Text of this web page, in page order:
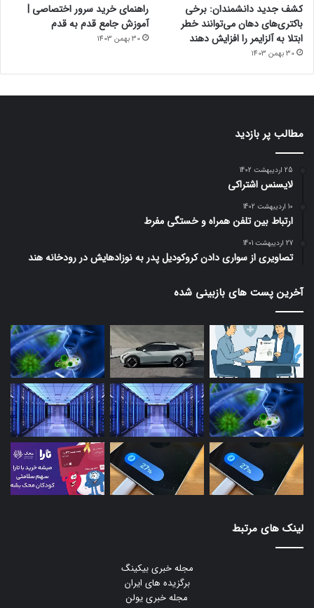
کشف جدید دانشمندان: برخی
باکتری‌های دهان می‌توانند خطر
ابتلا به آلزایمر را افزایش دهند
30 بهمن 1403
راهنمای خرید سرور اختصاصی |
آموزش جامع قدم به قدم
30 بهمن 1403
مطالب پر بازدید
25 اردیبهشت 1402
لایسنس اشتراکی
10 اردیبهشت 1402
ارتباط بین تلفن همراه و خستگی مفرط
27 اردیبهشت 1401
تصاویری از سواری دادن کروکودیل پدر به نوزادهایش در رودخانه هند
آخرین پست های بازبینی شده
لینک های مرتبط
مجله خبری بیکینگ
برگزیده های ایران
مجله خبری یولن